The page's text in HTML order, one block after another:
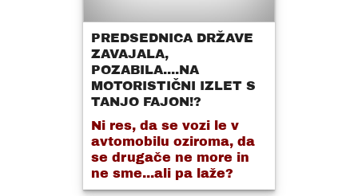
PREDSEDNICA DRŽAVE
ZAVAJALA,
POZABILA....NA
MOTORISTIČNI IZLET S
TANJO FAJON!?
Ni res, da se vozi le v
avtomobilu oziroma, da
se drugače ne more in
ne sme...ali pa laže?